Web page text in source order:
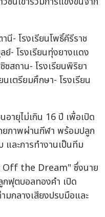
นี- โรงเรียนโพธิ์คีรีราช
ย์- โรงเรียนทุ่งยางแดง
สถาน- โรงเรียนพิริยา
เตรียมศึกษา- โรงเรียน
อายุไม่เกิน 16 ปี เพื่อเปิด
ยภาพผ่านกีฬา พร้อมปลูก
ละการทำงานเป็นทีม
Off the Dream" ซึ่งนาย
กฟุตบอลทองคำ เปิด
มกลางเสียงปรบมือและ